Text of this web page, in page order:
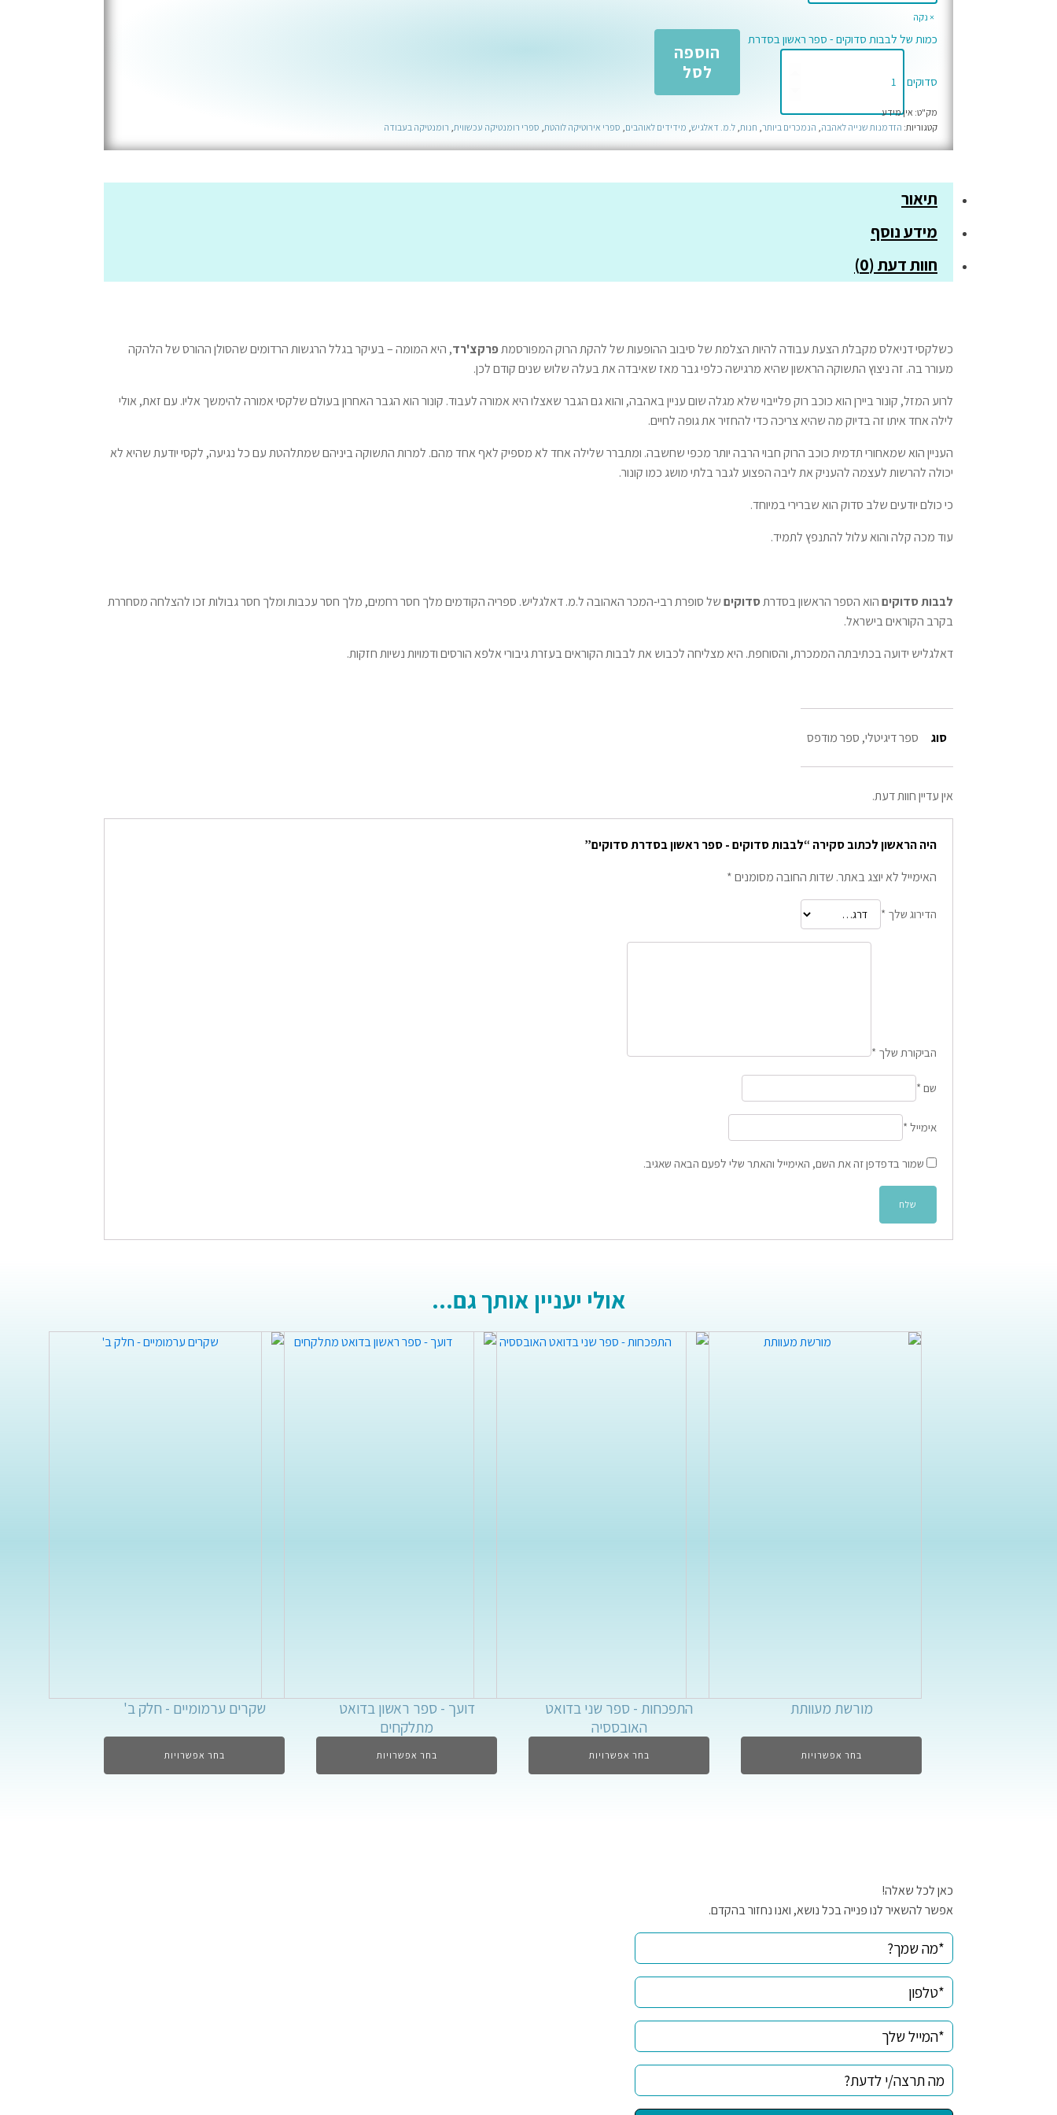
נקה
כמות של לבבות סדוקים - ספר ראשון בסדרת
סדוקים
הוספה
לסל
מק"ט: אין מידע
קטגוריות: הזדמנות שנייה לאהבה, הנמכרים ביותר, חנות, ל.מ. דאלגיש, מידידים לאוהבים, ספרי אירוטיקה לוהטת, ספרי רומנטיקה עכשווית, רומנטיקה בעבודה
תיאור
מידע נוסף
חוות דעת (0)
כשלקסי דניאלס מקבלת הצעת עבודה להיות הצלמת של סיבוב ההופעות של להקת הרוק המפורסמתפרקצ'רד, היא המומה – בעיקר בגלל הרגשות הרדומים שהסולן ההורס של הלהקה
מעורר בה. זה ניצוץ התשוקה הראשון שהיא מרגישה כלפי גבר מאז שאיבדה את בעלה שלוש שנים קודם לכן.
לרוע המזל, קונור ביירן הוא כוכב רוק פלייבוי שלא מגלה שום עניין באהבה, והוא גם הגבר שאצלו היא אמורה לעבוד. קונור הוא הגבר האחרון בעולם שלקסי אמורה להימשך אליו. עם זאת, אולי
לילה אחד איתו זה בדיוק מה שהיא צריכה כדי להחזיר את גופה לחיים.
העניין הוא שמאחורי תדמית כוכב הרוק חבוי הרבה יותר מכפי שחשבה. ומתברר שלילה אחד לא מספיק לאף אחד מהם. למרות התשוקה ביניהם שמתלהטת עם כל נגיעה, לקסי יודעת שהיא לא
יכולה להרשות לעצמה להעניק את ליבה הפצוע לגבר בלתי מושג כמו קונור.
כי כולם יודעים שלב סדוק הוא שברירי במיוחד.
עוד מכה קלה והוא עלול להתנפץ לתמיד.
לבבות סדוקיםהוא הספר הראשון בסדרתסדוקיםשל סופרת רבי-המכר האהובה ל.מ. דאלגליש. ספריה הקודמים מלך חסר רחמים, מלך חסר עכבות ומלך חסר גבולות זכו להצלחה מסחררת
בקרב הקוראים בישראל.
דאלגליש ידועה בכתיבתה הממכרת, והסוחפת. היא מצליחה לכבוש את לבבות הקוראים בעזרת גיבורי אלפא הורסים ודמויות נשיות חזקות.
סוג ספר דיגיטלי, ספר מודפס
אין עדיין חוות דעת.
היה הראשון לכתוב סקירה “לבבות סדוקים - ספר ראשון בסדרת סדוקים”
האימייל לא יוצג באתר. שדות החובה מסומנים*
הדירוג שלך *
הביקורת שלך *
שם *
אימייל *
שמור בדפדפן זה את השם, האימייל והאתר שלי לפעם הבאה שאגיב.
אולי יעניין אותך גם...
מורשת מעוותת
בחר אפשרויות
התפכחות - ספר שני בדואט
האובססיה
בחר אפשרויות
דועך - ספר ראשון בדואט
מתלקחים
בחר אפשרויות
שקרים ערמומיים - חלק ב'
בחר אפשרויות
כאן לכל שאלה!
אפשר להשאיר לנו פנייה בכל נושא, ואנו נחזור בהקדם.